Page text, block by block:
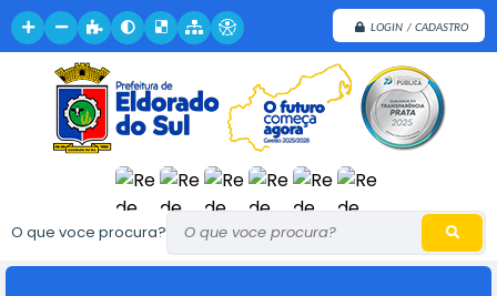
LOGIN / CADASTRO
O que voce procura?